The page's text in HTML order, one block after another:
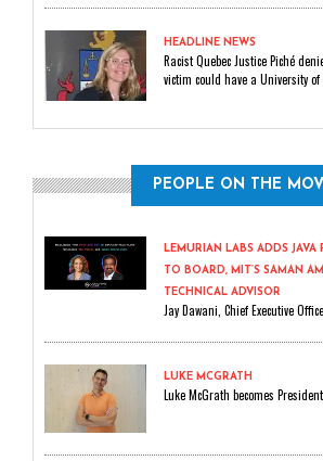
HEADLINE NEWS
Racist Quebec Justice Piché
victim could have a University
PEOPLE ON THE
LEMURIAN LABS ADDS JAVA
TO BOARD, MIT’S SAMAN
TECHNICAL ADVISOR
Jay Dawani, Chief Executive
LUKE MCGRATH
Luke McGrath becomes